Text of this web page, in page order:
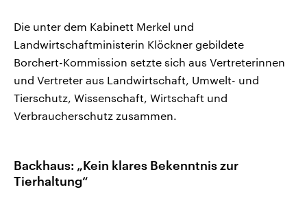
Die unter dem Kabinett Merkel und
Landwirtschaftministerin Klöckner gebildete
Borchert-Kommission setzte sich aus Vertreterinnen
und Vertreter aus Landwirtschaft, Umwelt- und
Tierschutz, Wissenschaft, Wirtschaft und
Verbraucherschutz zusammen.
Backhaus: „Kein klares Bekenntnis zur
Tierhaltung“